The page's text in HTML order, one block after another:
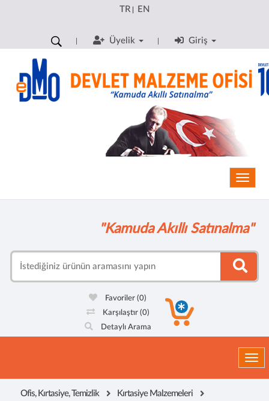
TR| EN
Üyelik Giriş
"Kamuda Akıllı Satınalma"
Favoriler(0)
Karşılaştır (0)
Detaylı Arama
Ofis, Kırtasiye, Temizlik Kırtasiye Malzemeleri